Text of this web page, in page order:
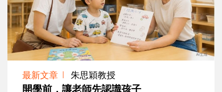
最新文章 朱思穎教授
開學前，讓老師先認識孩子